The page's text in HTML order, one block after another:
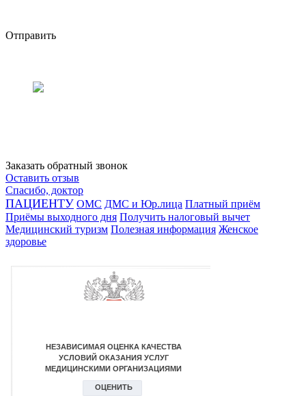
Отправить
Заказать обратный звонок
Оставить отзыв
Спасибо, доктор
ПАЦИЕНТУ ОМС ДМС и Юр.лица Платный приём
Приёмы выходного дня Получить налоговый вычет
Медицинский туризм Полезная информация Женское
здоровье